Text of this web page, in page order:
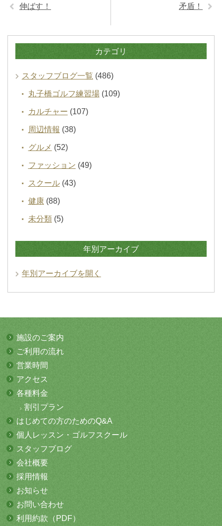
伸ばす！ 矛盾！
カテゴリ
スタッフブログ一覧 (486)
丸子橋ゴルフ練習場(109)
カルチャー (107)
周辺情報 (38)
グルメ (52)
ファッション (49)
スクール(43)
健康(88)
未分類(5)
年別アーカイブ
年別アーカイブを開く
施設のご案内
ご利用の流れ
営業時間
アクセス
各種料金
割引プラン
はじめての方のためのQ&A
個人レッスン・ ゴルフスクール
スタッフブログ
会社概要
採用情報
お知らせ
お問い合わせ
利用約款（PDF）